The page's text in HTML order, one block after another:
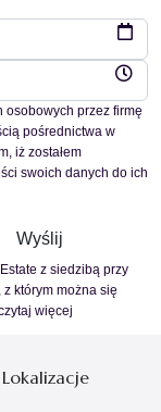
osobowych przez firmę
pośrednictwa w
iż zostałem
swoich danych do ich
z siedzibą przy
z którym można się
więcej